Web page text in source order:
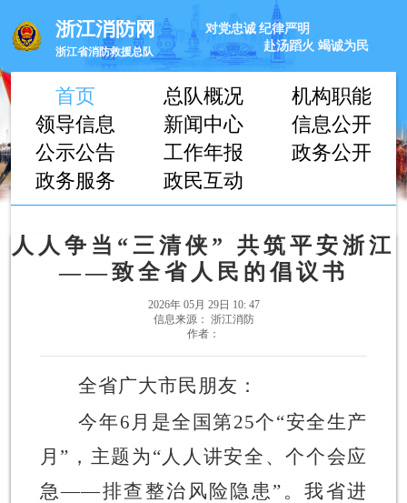
浙江消防网
浙江省消防救援总队
对党忠诚 纪律严明
赴汤蹈火 竭诚为民
首页 总队概况
机构职能
领导信息
新闻中心
信息公开
公示公告
工作年报
政务公开
政务服务
政民互动
人人争当“三清侠” 共筑平安浙江
——致全省人民的倡议书
2026年 05月 29日 10: 47
信息来源： 浙江消防
作者：
全省广大市民朋友：
今年6月是全国第25个“安全生产
月”，主题为“人人讲安全、个个会应
急——排查整治风险隐患”。我省进